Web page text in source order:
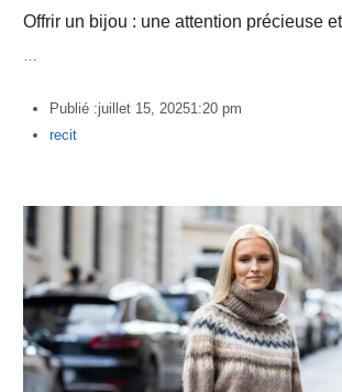
Offrir un bijou : une attention précieuse
Publié :juillet 15, 20251:20 pm
Author
recit